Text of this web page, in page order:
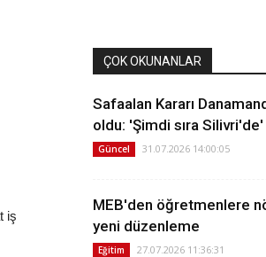
iş
ÇOK OKUNANLAR
Safaalan Kararı
oldu: 'Şimdi sıra Silivri'de'
Güncel 31.07.2026 14:00:05
MEB'den öğretmenlere
yeni düzenleme
Eğitim 27.07.2026 11:36:31